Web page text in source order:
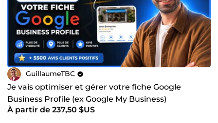
GuillaumeTBC
Je vais optimiser et gérer votre fiche Google
Business Profile (ex Google My Business)
À partir de 237,50 $US